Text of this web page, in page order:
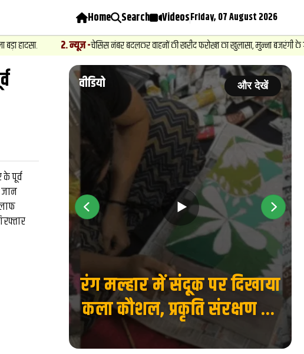
Home Search VideosFriday, 07 August 2026
2.न्यूज़ चेसिस नंबर बदलकर वाहनों की खरीद फरोख्‍त का खुलासा, मुन्ना बजरंगी के गुर्गे और दक्षिण
पूर्व
जान
की
की
देश
वीडियो और देखें
रंग मल्हार में संदूक पर दिखाया
कला कौशल, प्रकृति संरक्षण का
दिया संदेश...